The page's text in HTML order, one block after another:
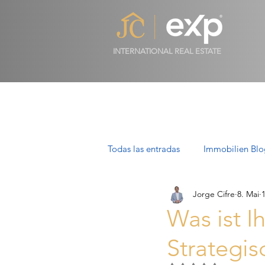
INTERNATIONAL REAL ESTATE
Todas las entradas Immobilien
Luxusimmobilien in Mallorca
Villen auf Mallorca: Luxus, Stil
Was ist
Jorge Cifre 8. Mai